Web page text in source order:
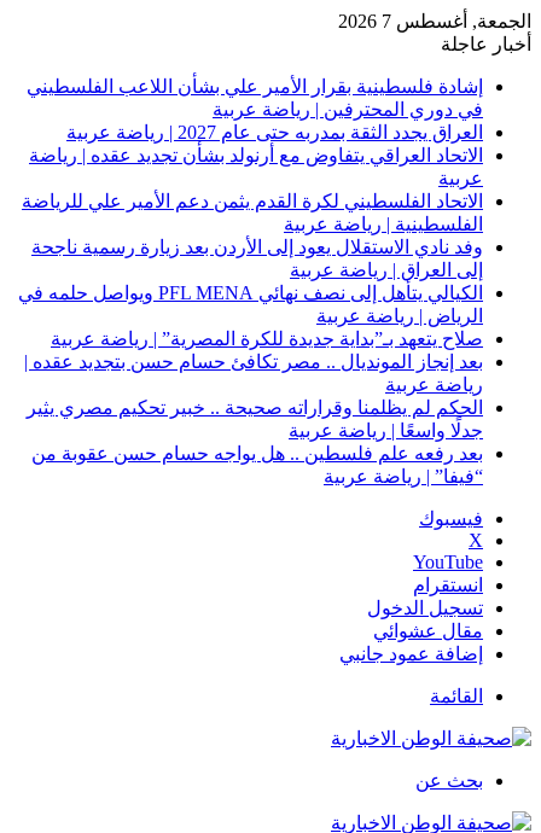
الجمعة, أغسطس 7 2026
أخبار عاجلة
إشادة فلسطينية بقرار الأمير علي بشأن اللاعب الفلسطيني
في دوري المحترفين | رياضة عربية
العراق يجدد الثقة بمدربه حتى عام 2027 | رياضة عربية
الاتحاد العراقي يتفاوض مع أرنولد بشأن تجديد عقده | رياضة
عربية
الاتحاد الفلسطيني لكرة القدم يثمن دعم الأمير علي للرياضة
الفلسطينية | رياضة عربية
وفد نادي الاستقلال يعود إلى الأردن بعد زيارة رسمية ناجحة
إلى العراق | رياضة عربية
الكيالي يتأهل إلى نصف نهائي PFL MENA ويواصل حلمه في
الرياض | رياضة عربية
صلاح يتعهد بـ”بداية جديدة للكرة المصرية” | رياضة عربية
بعد إنجاز المونديال .. مصر تكافئ حسام حسن بتجديد عقده |
رياضة عربية
الحكم لم يظلمنا وقراراته صحيحة .. خبير تحكيم مصري يثير
جدلًا واسعًا | رياضة عربية
بعد رفعه علم فلسطين .. هل يواجه حسام حسن عقوبة من
“فيفا” | رياضة عربية
فيسبوك
‫X
‫YouTube
انستقرام
تسجيل الدخول
مقال عشوائي
إضافة عمود جانبي
القائمة
بحث عن